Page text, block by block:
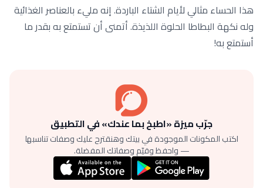
هذا الحساء مثالي لأيام الشتاء الباردة. إنه مليء بالعناصر الغذائية
وله نكهة البطاطا الحلوة اللذيذة. أتمنى أن تستمتع به بقدر ما
أستمتع به!
جرّب ميزة «اطبخ بما عندك» في التطبيق
اكتب المكونات الموجودة في بيتك وهنقترح عليك وصفات تناسبها
— واحفظ وقيّم وصفاتك المفضلة.